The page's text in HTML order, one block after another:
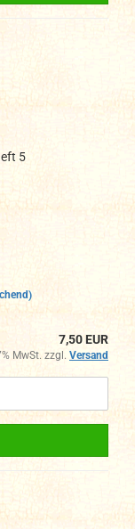
5
7,50 EUR
MwSt. zzgl. Versand